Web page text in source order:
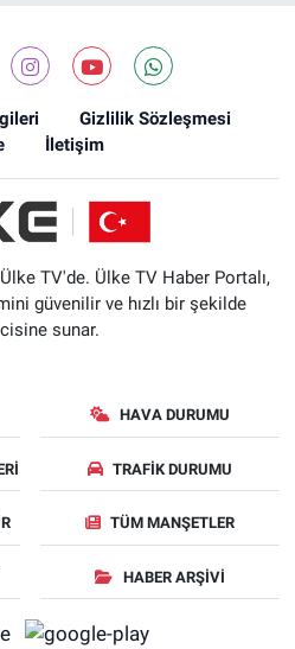
Gizlilik Sözleşmesi
İletişim
TV'de. Ülke TV Haber Portalı,
güvenilir ve hızlı bir şekilde
sunar.
HAVA DURUMU
TRAFIK DURUMU
TÜM MANŞETLER
HABER ARŞIVI